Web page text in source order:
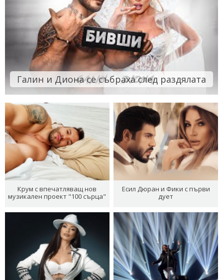
Галин и Диона се събраха след раздялата
Крум с впечатляващ нов
музикален проект "100 сърца"
Есил Дюран и Фики с първи
дует